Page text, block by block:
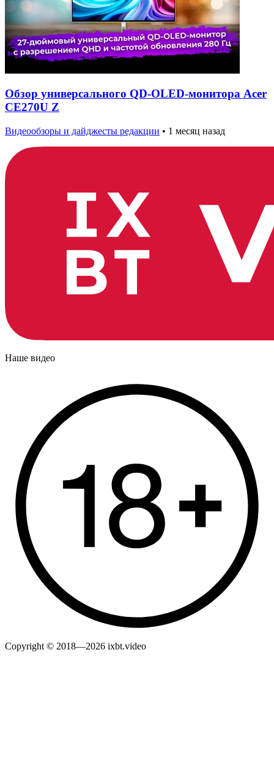
Обзор универсального QD-OLED-монитора Acer
CE270U Z
Видеообзоры и дайджесты редакции • 1 месяц назад
Наше видео
Copyright © 2018—2026 ixbt.video